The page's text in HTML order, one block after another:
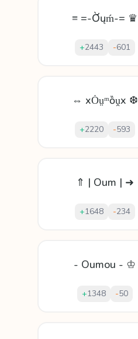
≡ =-Ờųḿ-= ♛
+2443 -601
⇔ xȮṳᵐȍṷx ❆
+2220 -593
⇑ | Oum | ➜
+1648 -234
- Oumou - ♔
+1348 -50